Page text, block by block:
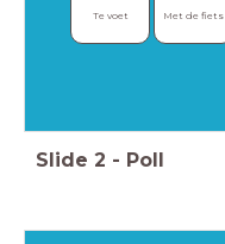
Te voet Met de fiets
Slide 2 - Poll